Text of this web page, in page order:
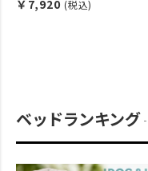
￥7,920 (税込)
ベッドランキング